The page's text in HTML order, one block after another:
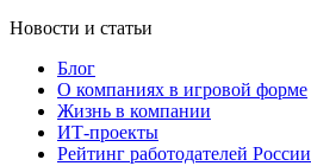
Новости и статьи
Блог
О компаниях в игровой форме
Жизнь в компании
ИТ-проекты
Рейтинг работодателей России